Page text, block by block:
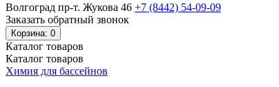
Волгоград пр-т. Жукова 46 +7 (8442) 54-09-09
Заказать обратный звонок
Корзина: 0
Каталог товаров
Каталог товаров
Химия для бассейнов